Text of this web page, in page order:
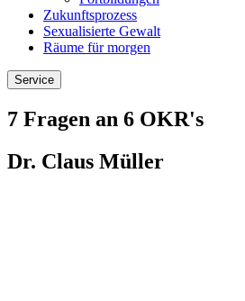
Zukunftsprozess
Sexualisierte Gewalt
Räume für morgen
Service
7 Fragen an 6 OKR's
Dr. Claus Müller